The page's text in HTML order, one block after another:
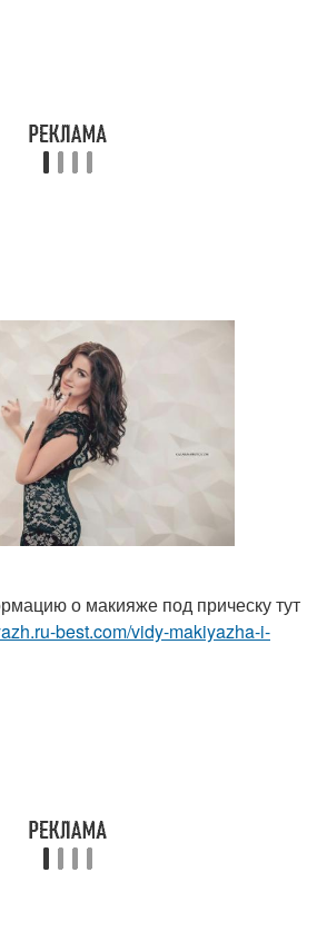
о макияже под прическу тут
best.com/vidy-makiyazha-i-